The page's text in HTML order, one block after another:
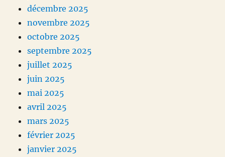
décembre 2025
novembre 2025
octobre 2025
septembre 2025
juillet 2025
juin 2025
mai 2025
avril 2025
mars 2025
février 2025
janvier 2025